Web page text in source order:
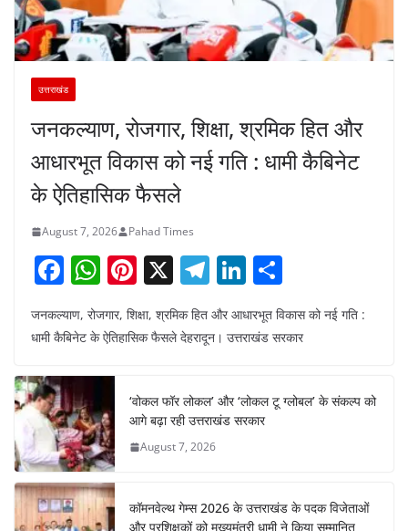
उत्तराखंड
जनकल्याण, रोजगार, शिक्षा, श्रमिक हित और
आधारभूत विकास को नई गति : धामी कैबिनेट
के ऐतिहासिक फैसले
August 7, 2026 Pahad Times
F
c
b
o
o
k
W
at
s
A
p
p
Pi
er
st
X T
el
e
a
m
Li
k
dI
n
h
ar
जनकल्याण, रोजगार, शिक्षा, श्रमिक हित और आधारभूत विकास को नई गति :
धामी कैबिनेट के ऐतिहासिक फैसले देहरादून। उत्तराखंड सरकार
‘वोकल फॉर लोकल’ और ‘लोकल टू ग्लोबल’ के संकल्प को
आगे बढ़ा रही उत्तराखंड सरकार
August 7, 2026
कॉमनवेल्थ गेम्स 2026 के उत्तराखंड के पदक विजेताओं
और प्रशिक्षकों को मुख्यमंत्री धामी ने किया सम्मानित